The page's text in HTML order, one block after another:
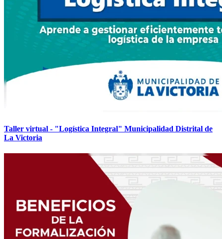
Taller virtual - "Logística Integral" Municipalidad Distrital de
La Victoria